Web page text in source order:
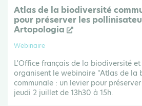
Atlas de la biodiversité
pour préserver les
Artopologia
Webinaire
L'Office français de la biodiversité
organisent le webinaire "Atlas de la
communale : un levier pour
jeudi 2 juillet de 13h30 à 15h.